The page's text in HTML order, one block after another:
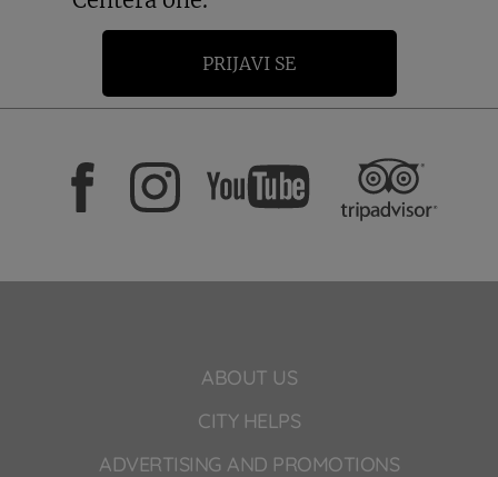
PRIJAVI SE
ABOUT US
CITY HELPS
ADVERTISING AND PROMOTIONS